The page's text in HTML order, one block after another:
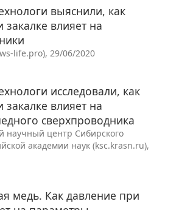
выяснили, как
влияет на
life.pro), 29/06/2020
исследовали, как
влияет на
сверхпроводника
научный центр Сибирского
академии наук (ksc.krasn.ru),
медь. Как давление при